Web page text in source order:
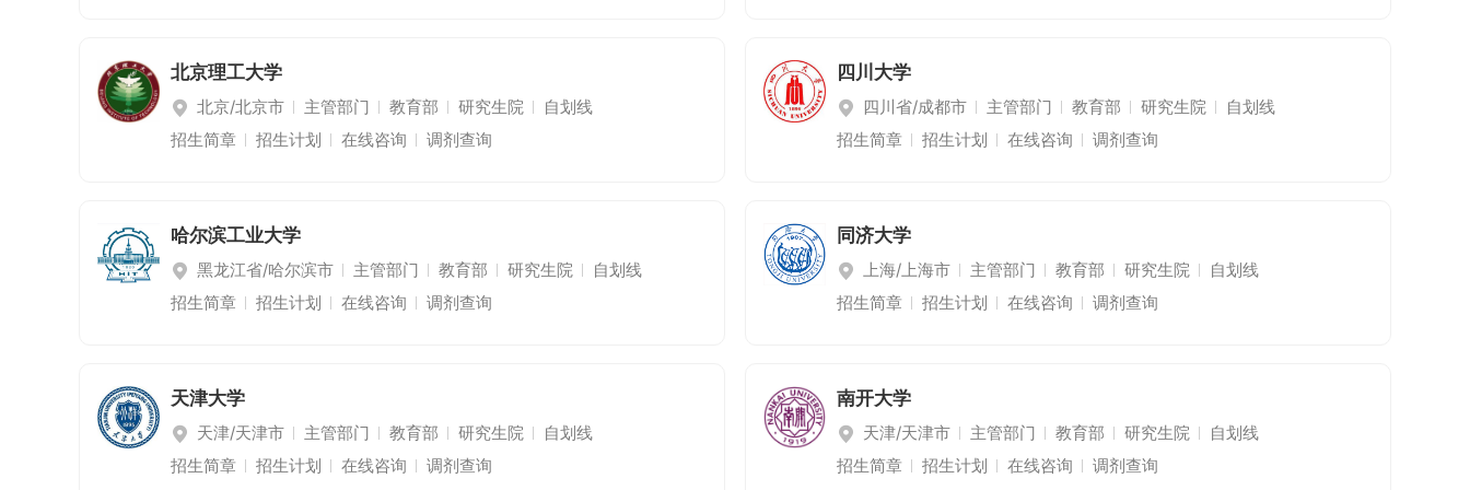
北京理工大学
北京/北京市 主管部门 教育部 研究生院
自划线
招生简章
招生计划 在线咨询 调剂查询
四川大学
四川省/成都市 主管部门 教育部 研究生院
自划线
招生简章
招生计划 在线咨询 调剂查询
哈尔滨工业大学
黑龙江省/哈尔滨市 主管部门 教育部 研究生院
自划线
招生简章
招生计划 在线咨询 调剂查询
同济大学
上海/上海市 主管部门 教育部 研究生院
自划线
招生简章
招生计划 在线咨询 调剂查询
天津大学
天津/天津市 主管部门 教育部 研究生院
自划线
招生简章
招生计划 在线咨询 调剂查询
南开大学
天津/天津市 主管部门 教育部 研究生院
自划线
招生简章
招生计划 在线咨询 调剂查询